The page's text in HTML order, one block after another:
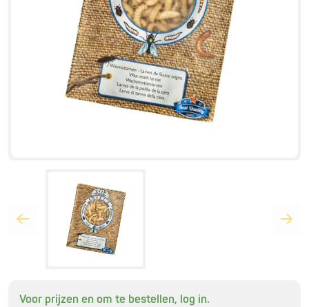
Voor prijzen en om te bestellen, log in.